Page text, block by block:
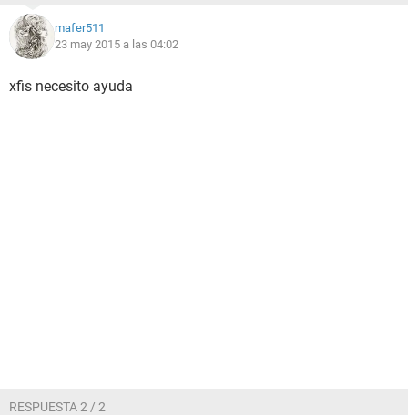
mafer511
23 may 2015 a las 04:02
xfis necesito ayuda
RESPUESTA 2 / 2